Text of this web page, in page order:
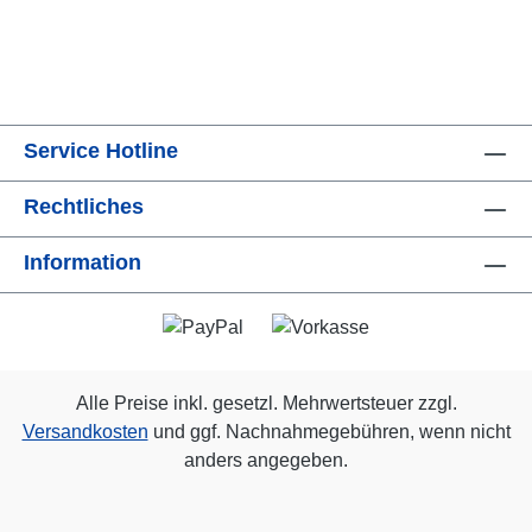
Service Hotline
Rechtliches
Information
Alle Preise inkl. gesetzl. Mehrwertsteuer zzgl.
Versandkosten und ggf. Nachnahmegebühren, wenn nicht
anders angegeben.